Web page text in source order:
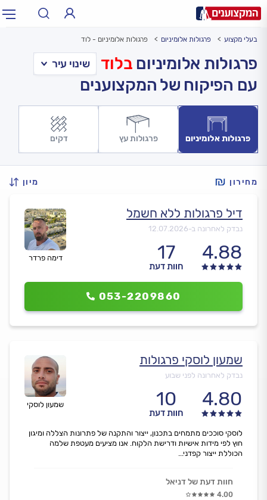
עירעיר: תל אביב, חיפה…
בעלי מקצוע פרגולות אלומיניום פרגולות אלומיניום - לוד
פרגולות אלומיניום בלוד
עם הפיקוח של המקצוענים
פרגולות אלומיניום פרגולות עץ דקים
מחירון מיון
דימה פרדר
דיל פרגולות ללא חשמל
נבדק לאחרונה ב-12.07.2026
4.88
17
חוות דעת
053-2209860
שמעון לוסקי
שמעון לוסקי פרגולות
נבדק לאחרונה לפני שבוע
4.80
10
חוות דעת
לוסקי סוככים מתמחים בתכנון, ייצור והתקנה של פתרונות הצללה ומיגון
חוץ לפי מידות אישיות ודרישת הלקוח. אנו מציעים מעטפת שלמה
הכוללת ייצור קפדני...
חוות דעת של דניאל
4.00